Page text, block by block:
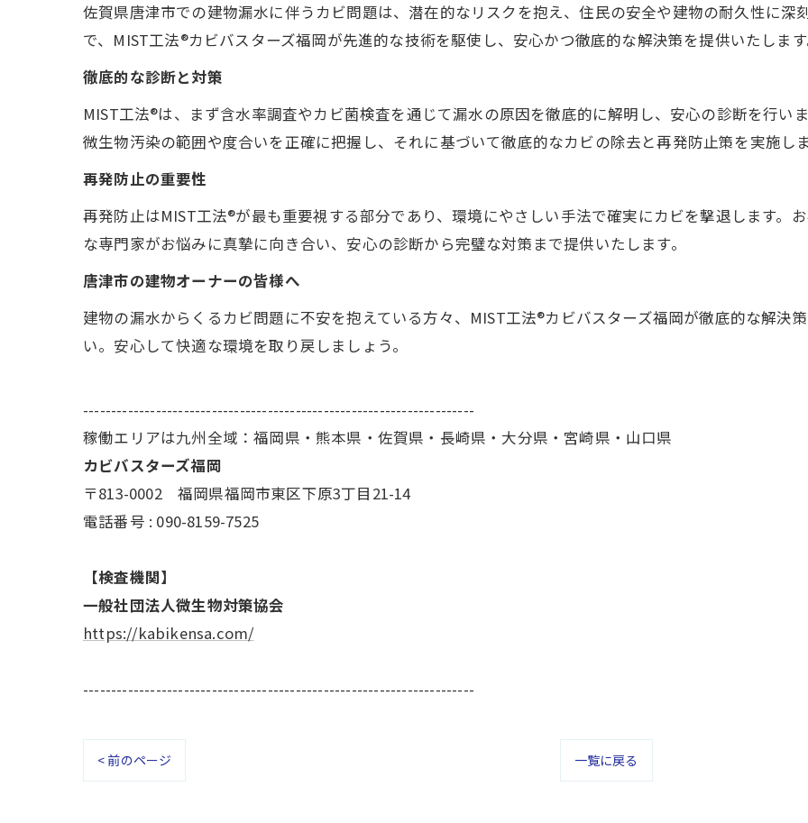
佐賀県唐津市での建物漏水に伴うカビ問題は、潜在的なリスクを抱え、住民の安全や建物の耐久性に深
で、MIST工法®カビバスターズ福岡が先進的な技術を駆使し、安心かつ徹底的な解決策を提供いたします
徹底的な診断と対策
MIST工法®は、まず含水率調査やカビ菌検査を通じて漏水の原因を徹底的に解明し、安心の診断を行い
微生物汚染の範囲や度合いを正確に把握し、それに基づいて徹底的なカビの除去と再発防止策を実施しま
再発防止の重要性
再発防止はMIST工法®が最も重要視する部分であり、環境にやさしい手法で確実にカビを撃退します。
な専門家がお悩みに真摯に向き合い、安心の診断から完璧な対策まで提供いたします。
唐津市の建物オーナーの皆様へ
建物の漏水からくるカビ問題に不安を抱えている方々、MIST工法®カビバスターズ福岡が徹底的な解決
い。安心して快適な環境を取り戻しましょう。
----------------------------------------------------------------------
稼働エリアは九州全域：福岡県・熊本県・佐賀県・長崎県・大分県・宮崎県・山口県
カビバスターズ福岡
〒813-0002 福岡県福岡市東区下原3丁目21-14
電話番号 : 090-8159-7525
【検査機関】
一般社団法人微生物対策協会
https://kabikensa.com/
----------------------------------------------------------------------
< 前のページ 一覧に戻る